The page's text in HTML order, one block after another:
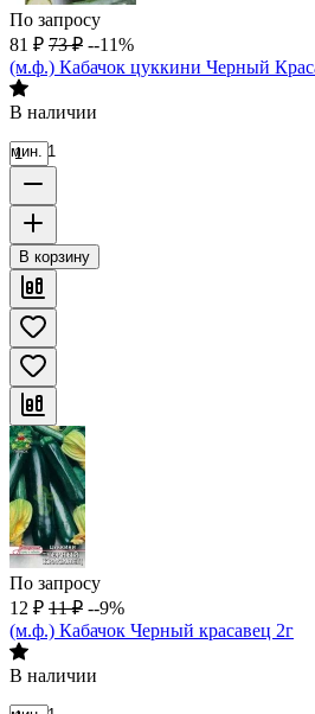
По запросу
81 ₽ 73 ₽ --11%
(м.ф.) Кабачок цуккини Черный
В наличии
мин. 1
В корзину
По запросу
12 ₽ 11 ₽ --9%
(м.ф.) Кабачок Черный красавец 2г
В наличии